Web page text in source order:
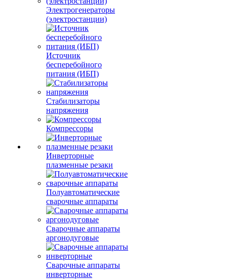
Электрогенераторы
(электростанции)
Источник
бесперебойного
питания (ИБП)
Стабилизаторы
напряжения
Компрессоры
Инверторные
плазменные резаки
Полуавтоматические
сварочные аппараты
Сварочные аппараты
аргонодуговые
Сварочные аппараты
инверторные